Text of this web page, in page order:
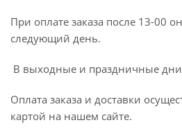
При оплате заказа после 13-00
следующий день.
В выходные и праздничные дни
Оплата заказа и доставки
картой на нашем сайте.